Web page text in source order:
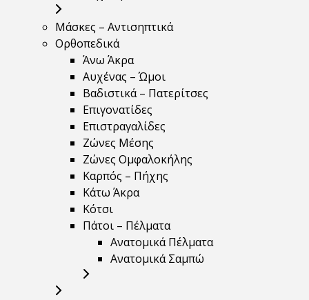
Μάσκες – Αντισηπτικά
Ορθοπεδικά
Άνω Άκρα
Αυχένας – Ώμοι
Βαδιστικά – Πατερίτσες
Επιγονατίδες
Επιστραγαλίδες
Ζώνες Μέσης
Ζώνες Ομφαλοκήλης
Καρπός – Πήχης
Κάτω Άκρα
Κότσι
Πάτοι – Πέλματα
Ανατομικά Πέλματα
Ανατομικά Σαμπώ